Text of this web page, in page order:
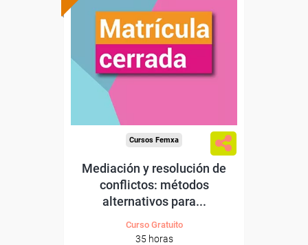
Cursos Femxa
Mediación y resolución de
conflictos: métodos
alternativos para...
Curso Gratuito
35 horas